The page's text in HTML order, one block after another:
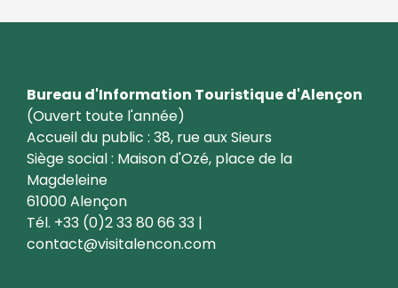
Bureau d'Information Touristique d'Alençon
(Ouvert toute l'année)
Accueil du public : 38, rue aux Sieurs
Siège social : Maison d'Ozé, place de la
Magdeleine
61000 Alençon
Tél. +33 (0)2 33 80 66 33 |
contact@visitalencon.com